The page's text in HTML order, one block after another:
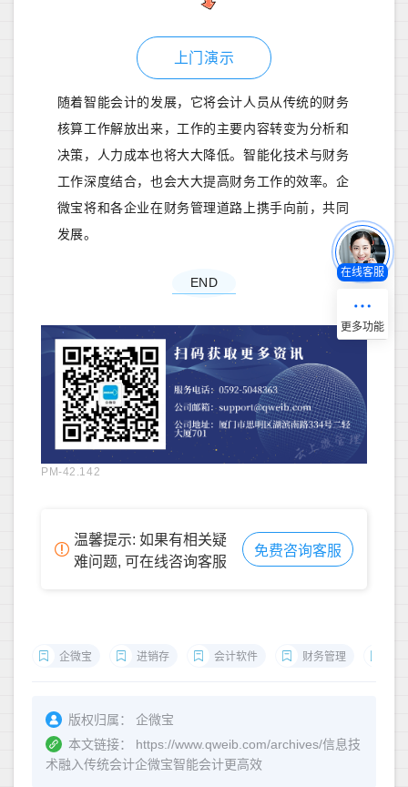
上门演示
随着智能会计的发展，它将会计人员从传统的财务
核算工作解放出来，工作的主要内容转变为分析和
决策，人力成本也将大大降低。智能化技术与财务
工作深度结合，也会大大提高财务工作的效率。企
微宝将和各企业在财务管理道路上携手向前，共同
发展。
END
PM-42.142
温馨提示: 如果有相关疑
难问题, 可在线咨询客服
免费咨询客服
企微宝 进销存 会计软件 财务管理
版权归属：
企微宝
本文链接：
https://www.qweib.com/archives/信息技
术融入传统会计企微宝智能会计更高效
在线客服